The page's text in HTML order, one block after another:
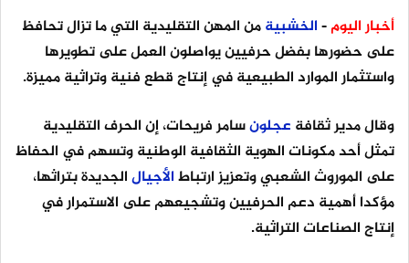
أخبار اليوم-الخشبيةمن المهن التقليدية التي ما تزال تحافظ
على حضورها بفضل حرفيين يواصلون العمل على تطويرها
واستثمار الموارد الطبيعية في إنتاج قطع فنية وتراثية مميزة.
وقال مدير ثقافة عجلونسامر فريحات، إن الحرف التقليدية
تمثل أحد مكونات الهوية الثقافية الوطنية وتسهم في الحفاظ
على الموروث الشعبي وتعزيز ارتباطالأجيالالجديدة بتراثها،
مؤكدا أهمية دعم الحرفيين وتشجيعهم على الاستمرار في
إنتاج الصناعات التراثية.